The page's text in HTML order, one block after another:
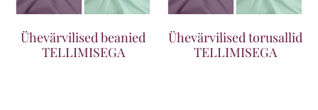
Ühevärvilised beanied
TELLIMISEGA
Ühevärvilised torusallid
TELLIMISEGA